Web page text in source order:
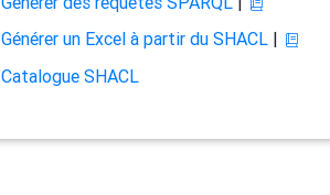
Générer un Excel à partir du SHACL|
Catalogue SHACL